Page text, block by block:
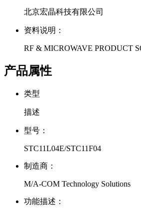
北京宏晶科技有限公司
资料说明：
RF & MICROWAVE PRODUCT
产品属性
类型
描述
型号：
STC11L04E/STC11F04
制造商：
M/A-COM Technology Solutions
功能描述：